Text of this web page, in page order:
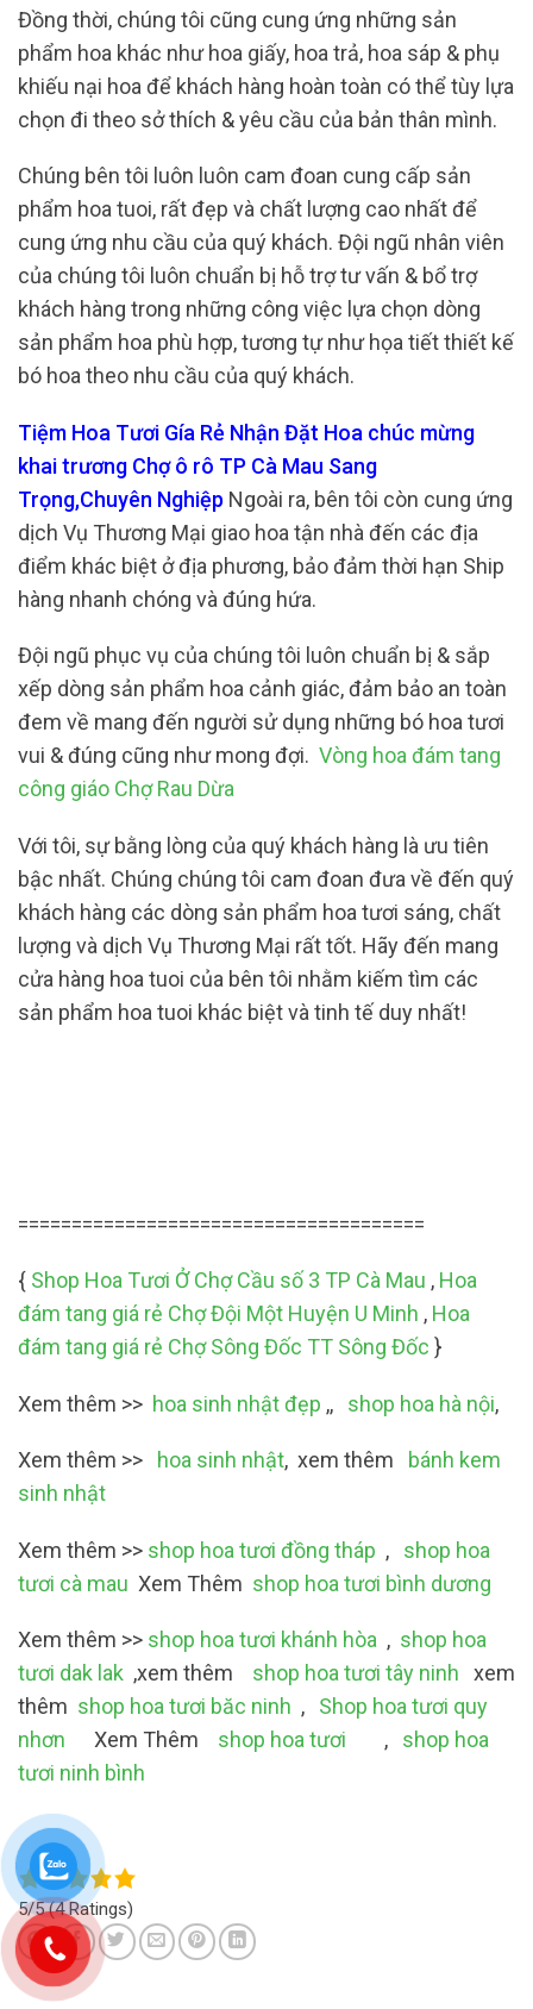
Đồng thời, chúng tôi cũng cung ứng những sản
phẩm hoa khác như hoa giấy, hoa trả, hoa sáp & phụ
khiếu nại hoa để khách hàng hoàn toàn có thể tùy lựa
chọn đi theo sở thích & yêu cầu của bản thân mình.
Chúng bên tôi luôn luôn cam đoan cung cấp sản
phẩm hoa tuoi, rất đẹp và chất lượng cao nhất để
cung ứng nhu cầu của quý khách. Đội ngũ nhân viên
của chúng tôi luôn chuẩn bị hỗ trợ tư vấn & bổ trợ
khách hàng trong những công việc lựa chọn dòng
sản phẩm hoa phù hợp, tương tự như họa tiết thiết kế
bó hoa theo nhu cầu của quý khách.
Tiệm Hoa Tươi Gía Rẻ Nhận Đặt Hoa chúc mừng
khai trương Chợ ô rô TP Cà Mau Sang
Trọng,Chuyên Nghiệp Ngoài ra, bên tôi còn cung ứng
dịch Vụ Thương Mại giao hoa tận nhà đến các địa
điểm khác biệt ở địa phương, bảo đảm thời hạn Ship
hàng nhanh chóng và đúng hứa.
Đội ngũ phục vụ của chúng tôi luôn chuẩn bị & sắp
xếp dòng sản phẩm hoa cảnh giác, đảm bảo an toàn
đem về mang đến người sử dụng những bó hoa tươi
vui & đúng cũng như mong đợi. Vòng hoa đám tang
công giáo Chợ Rau Dừa
Với tôi, sự bằng lòng của quý khách hàng là ưu tiên
bậc nhất. Chúng chúng tôi cam đoan đưa về đến quý
khách hàng các dòng sản phẩm hoa tươi sáng, chất
lượng và dịch Vụ Thương Mại rất tốt. Hãy đến mang
cửa hàng hoa tuoi của bên tôi nhằm kiếm tìm các
sản phẩm hoa tuoi khác biệt và tinh tế duy nhất!
======================================
{ Shop Hoa Tươi Ở Chợ Cầu số 3 TP Cà Mau , Hoa
đám tang giá rẻ Chợ Đội Một Huyện U Minh , Hoa
đám tang giá rẻ Chợ Sông Đốc TT Sông Đốc }
Xem thêm >> hoa sinh nhật đẹp ,, shop hoa hà nội,
Xem thêm >> hoa sinh nhật, xem thêm bánh kem
sinh nhật
Xem thêm >> shop hoa tươi đồng tháp , shop hoa
tươi cà mau Xem Thêm shop hoa tươi bình dương
Xem thêm >> shop hoa tươi khánh hòa , shop hoa
tươi dak lak ,xem thêm shop hoa tươi tây ninh xem
thêm shop hoa tươi băc ninh ,
Shop hoa tươi quy
nhơn
Xem Thêm shop hoa tươi ,
shop hoa
tươi ninh bình
5/5 (4 Ratings)